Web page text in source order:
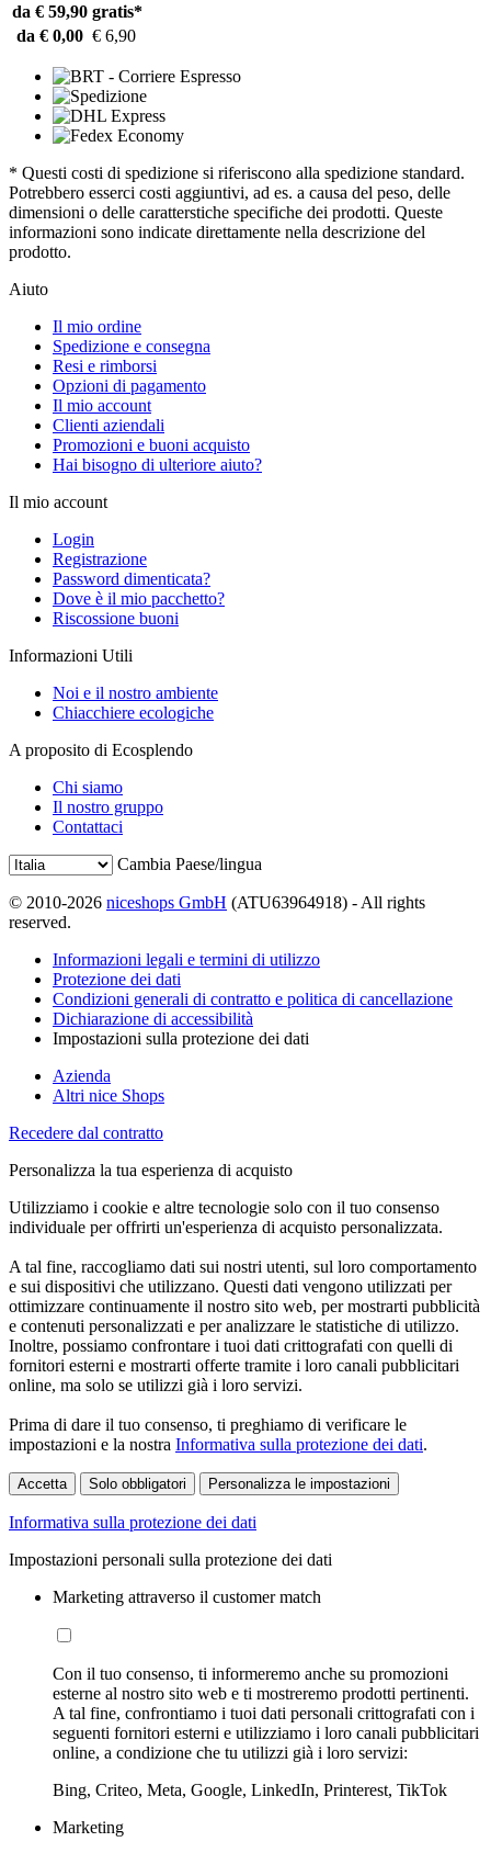
da € 59,90 gratis*
da € 0,00 € 6,90
* Questi costi di spedizione si riferiscono alla spedizione standard.
Potrebbero esserci costi aggiuntivi, ad es. a causa del peso, delle
dimensioni o delle caratterstiche specifiche dei prodotti. Queste
informazioni sono indicate direttamente nella descrizione del
prodotto.
Aiuto
Il mio ordine
Spedizione e consegna
Resi e rimborsi
Opzioni di pagamento
Il mio account
Clienti aziendali
Promozioni e buoni acquisto
Hai bisogno di ulteriore aiuto?
Il mio account
Login
Registrazione
Password dimenticata?
Dove è il mio pacchetto?
Riscossione buoni
Informazioni Utili
Noi e il nostro ambiente
Chiacchiere ecologiche
A proposito di Ecosplendo
Chi siamo
Il nostro gruppo
Contattaci
Cambia Paese/lingua
© 2010-2026 niceshops GmbH (ATU63964918) - All rights
reserved.
Informazioni legali e termini di utilizzo
Protezione dei dati
Condizioni generali di contratto e politica di cancellazione
Dichiarazione di accessibilità
Impostazioni sulla protezione dei dati
Azienda
Altri nice Shops
Recedere dal contratto
Personalizza la tua esperienza di acquisto
Utilizziamo i cookie e altre tecnologie solo con il tuo consenso
individuale per offrirti un'esperienza di acquisto personalizzata.
A tal fine, raccogliamo dati sui nostri utenti, sul loro comportamento
e sui dispositivi che utilizzano. Questi dati vengono utilizzati per
ottimizzare continuamente il nostro sito web, per mostrarti pubblicità
e contenuti personalizzati e per analizzare le statistiche di utilizzo.
Inoltre, possiamo confrontare i tuoi dati crittografati con quelli di
fornitori esterni e mostrarti offerte tramite i loro canali pubblicitari
online, ma solo se utilizzi già i loro servizi.
Prima di dare il tuo consenso, ti preghiamo di verificare le
impostazioni e la nostra Informativa sulla protezione dei dati.
Accetta Solo obbligatori Personalizza le impostazioni
Informativa sulla protezione dei dati
Impostazioni personali sulla protezione dei dati
Marketing attraverso il customer match
Con il tuo consenso, ti informeremo anche su promozioni
esterne al nostro sito web e ti mostreremo prodotti pertinenti.
A tal fine, confrontiamo i tuoi dati personali crittografati con i
seguenti fornitori esterni e utilizziamo i loro canali pubblicitari
online, a condizione che tu utilizzi già i loro servizi:
Bing, Criteo, Meta, Google, LinkedIn, Printerest, TikTok
Marketing